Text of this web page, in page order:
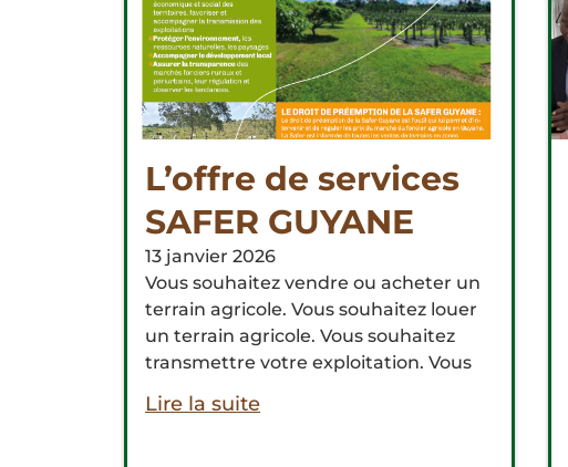
L’offre de services
SAFER GUYANE
13 janvier 2026
Vous souhaitez vendre ou acheter un
terrain agricole. Vous souhaitez louer
un terrain agricole. Vous souhaitez
transmettre votre exploitation. Vous
Lire la suite